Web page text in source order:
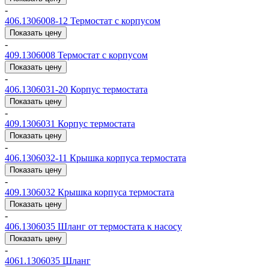
-
406.1306008-12 Термостат с корпусом
Показать цену
-
409.1306008 Термостат с корпусом
Показать цену
-
406.1306031-20 Корпус термостата
Показать цену
-
409.1306031 Корпус термостата
Показать цену
-
406.1306032-11 Крышка корпуса термостата
Показать цену
-
409.1306032 Крышка корпуса термостата
Показать цену
-
406.1306035 Шланг от термостата к насосу
Показать цену
-
4061.1306035 Шланг